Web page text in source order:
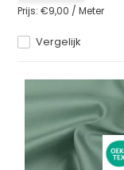
Vergelijk
Prijs:€9,00 /Meter